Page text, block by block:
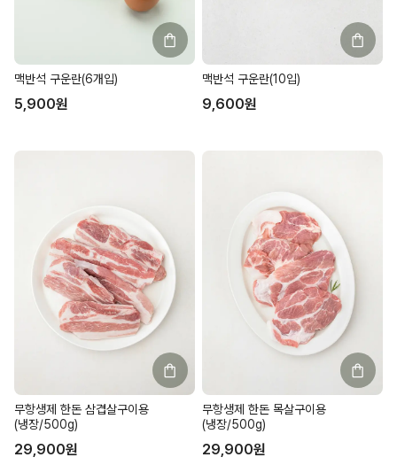
맥반석 구운란(6개입)
5,900원
맥반석 구운란(10입)
9,600원
무항생제 한돈 삼겹살구이용
(냉장/500g)
29,900원
무항생제 한돈 목살구이용
(냉장/500g)
29,900원